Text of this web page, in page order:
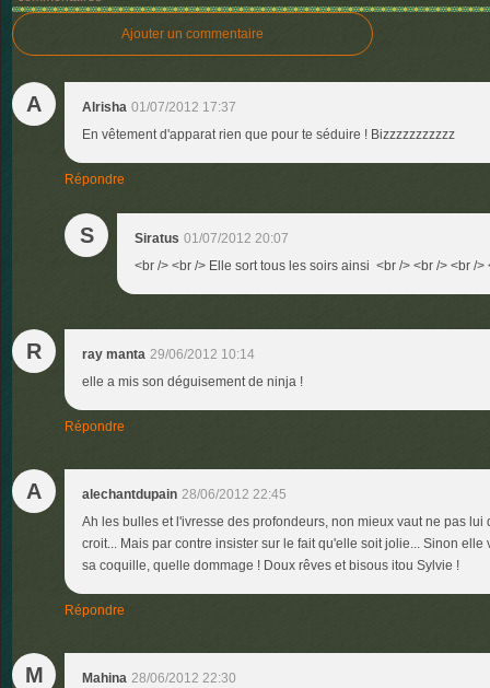
Ajouter un commentaire
A Alrisha 01/07/2012 17:37
En vêtement d'apparat rien que pour te séduire ! Bizzzzzzzzzzz
Répondre
S Siratus 01/07/2012 20:07
<br /> <br /> Elle sort tous les soirs ainsi <br /> <br /> <br />
R ray manta 29/06/2012 10:14
elle a mis son déguisement de ninja !
Répondre
A alechantdupain 28/06/2012 22:45
Ah les bulles et l'ivresse des profondeurs, non mieux vaut ne pas
croit... Mais par contre insister sur le fait qu'elle soit jolie... Sinon
sa coquille, quelle dommage ! Doux rêves et bisous itou Sylvie !
Répondre
M Mahina 28/06/2012 22:30